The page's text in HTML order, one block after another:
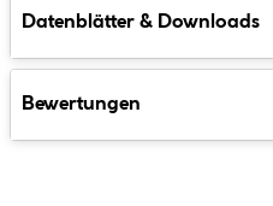
Datenblätter & Downloads
Bewertungen